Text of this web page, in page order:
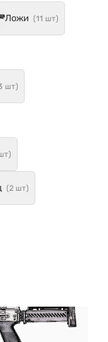
Ложи (11 шт)
шт)
(2 шт)